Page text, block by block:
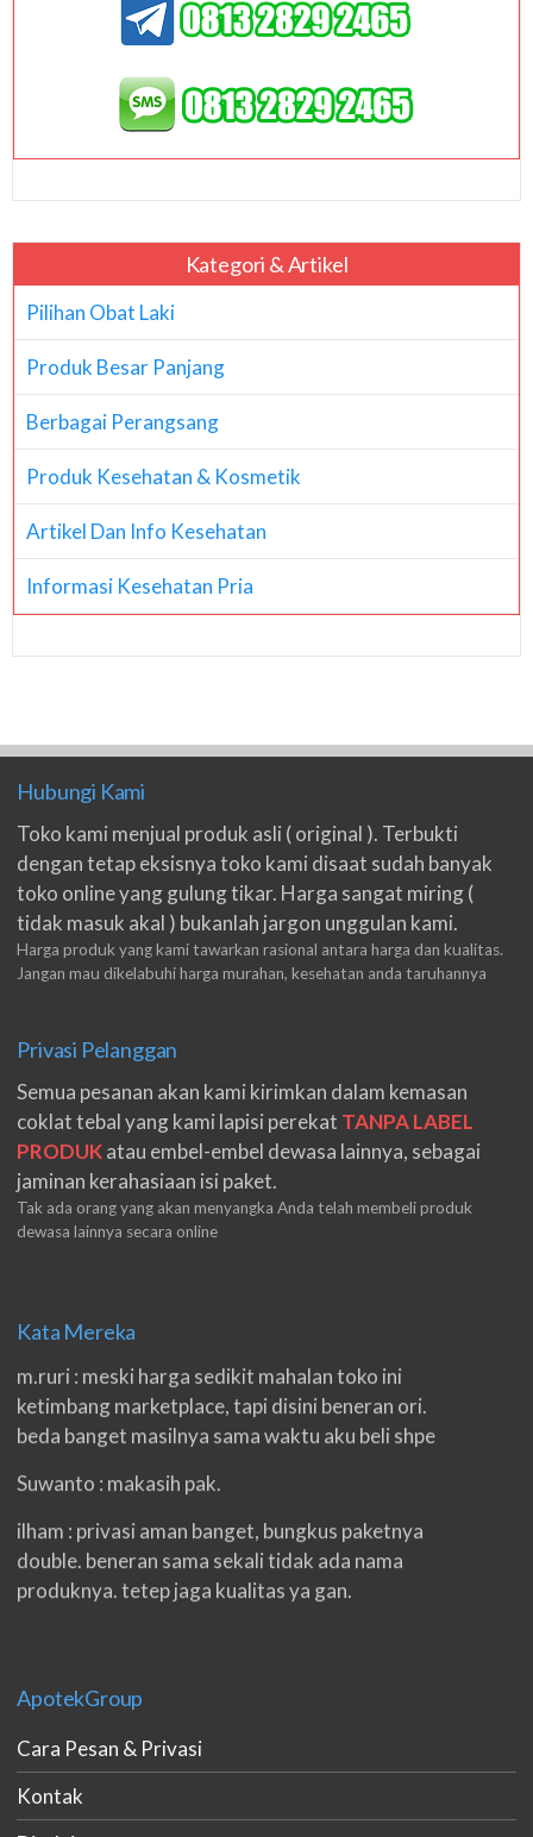
Kategori & Artikel
Pilihan Obat Laki
Produk Besar Panjang
Berbagai Perangsang
Produk Kesehatan & Kosmetik
Artikel Dan Info Kesehatan
Informasi Kesehatan Pria
Hubungi Kami
Toko kami menjual produk asli ( original ). Terbukti
dengan tetap eksisnya toko kami disaat sudah banyak
toko online yang gulung tikar. Harga sangat miring (
tidak masuk akal ) bukanlah jargon unggulan kami.
Harga produk yang kami tawarkan rasional antara harga dan kualitas.
Jangan mau dikelabuhi harga murahan, kesehatan anda taruhannya
Privasi Pelanggan
Semua pesanan akan kami kirimkan dalam kemasan
coklat tebal yang kami lapisi perekat TANPA LABEL
PRODUKatau embel-embel dewasa lainnya, sebagai
jaminan kerahasiaan isi paket.
Tak ada orang yang akan menyangka Anda telah membeli produk
dewasa lainnya secara online
Kata Mereka
ketimbang marketplace, tapi disini beneran ori.
beda banget masilnya sama waktu aku beli shpe
double. beneran sama sekali tidak ada nama
produknya. tetep jaga kualitas ya gan.
h.dzowi : ampuh mas kamu punya viagra, saya
jual di shopee?
bgus irwan : baru tambah 2 cm, tpy ini bru make 3
hri nnti aq kbri kl0 udh 1 mggu
ApotekGroup
Cara Pesan & Privasi
Kontak